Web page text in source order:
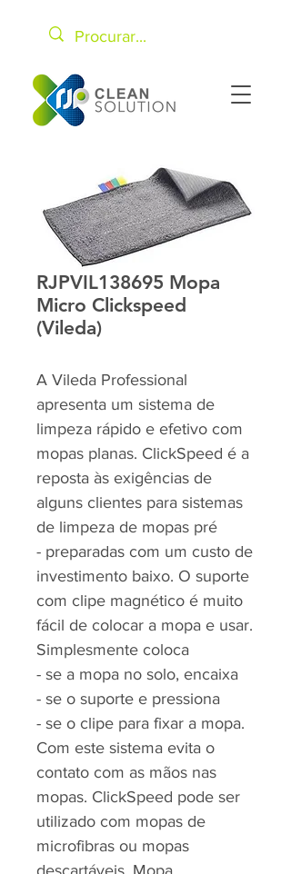
RJPVIL138695 Mopa
Micro Clickspeed
(Vileda)
A Vileda Professional
apresenta um sistema de
limpeza rápido e efetivo com
mopas planas. ClickSpeed é a
reposta às exigências de
alguns clientes para sistemas
de limpeza de mopas pré
- preparadas com um custo de
investimento baixo. O suporte
com clipe magnético é muito
fácil de colocar a mopa e usar.
Simplesmente coloca
- se a mopa no solo, encaixa
- se o suporte e pressiona
- se o clipe para fixar a mopa.
Com este sistema evita o
contato com as mãos nas
mopas. ClickSpeed pode ser
utilizado com mopas de
microfibras ou mopas
descartáveis. Mopa